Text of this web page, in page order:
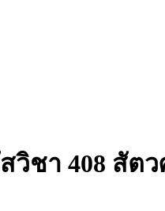
ชา 408 สัต